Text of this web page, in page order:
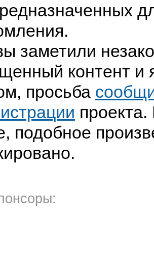
заметили
контент и
просьба
подобное